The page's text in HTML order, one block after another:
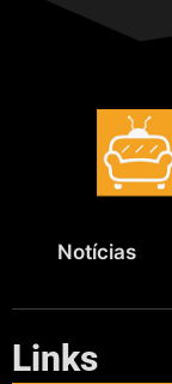
Notícias
Links